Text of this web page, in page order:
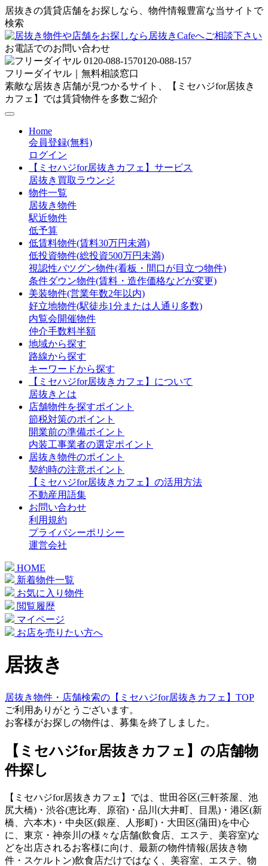
居抜きの賃貸店舗をお探しなら、物件情報豊富な当サイトで
検索
お電話でのお問い合わせ
0120-088-157
フリーダイヤル｜無料相談窓口
素敵な居抜き店舗が見つかるサイト、【ミセハジfor居抜き
カフェ】では賃貸物件を多数ご紹介
Home
会員登録(無料)
ログイン
【ミセハジfor居抜きカフェ】サービス
居抜き買取ラウンジ
物件一覧
居抜き物件
駅近物件
低予算
低賃料物件(賃料30万円未満)
低投資物件(総投資500万円未満)
視認性バツグン物件(看板・間口が目立つ物件)
条件ダウン物件(賃料・造作価格などが変更)
美装物件(営業年数2年以内)
好立地物件(駅徒歩1分または人通り多数)
内覧会開催物件
仲介手数料半額
地域から探す
路線から探す
キーワードから探す
【ミセハジfor居抜きカフェ】について
居抜きとは
店舗物件を探すポイント
節税対策のポイント
開業前の準備ポイント
内装工事業者の選定ポイント
居抜き物件のポイント
契約時の注意ポイント
【ミセハジfor居抜きカフェ】の活用方法
不動産用語集
お問い合わせ
利用規約
プライバシーポリシー
運営会社
HOME
新着物件一覧
お気に入り物件
閲覧履歴
マイページ
お店を売りたい方へ
居抜き
居抜き物件・店舗検索の【ミセハジfor居抜きカフェ】TOP
ご利用ありがとうございます。
お客様がお探しの物件は、募集を終了しました。
【ミセハジfor居抜きカフェ】の店舗物
件探し
【ミセハジfor居抜きカフェ】では、世田谷区(三軒茶屋、池
尻大橋)・渋谷(恵比寿、原宿)・品川(大井町、目黒)・港区(新
橋、六本木)・中央区(銀座、人形町)・大田区(蒲田)を中心
に、東京・神奈川の様々な店舗(飲食店、エステ、美容室)な
どを出店されるお客様に向け、最新の物件情報(居抜き物
件・スケルトン)飲食店だけではなく、美容室、エステ、物